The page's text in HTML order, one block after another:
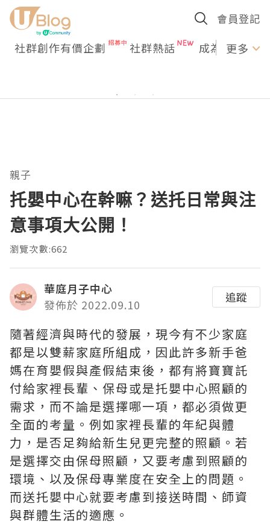
會員登記
社群創作有價企劃 社群熱話 成為U更多
親子
托嬰中心在幹嘛？送托日常與注
意事項大公開！
瀏覽次數:662
華庭月子中心
發佈於 2022.09.10
追蹤
隨著經濟與時代的發展，現今有不少家庭
都是以雙薪家庭所組成，因此許多新手爸
媽在育嬰假與產假結束後，都有將寶寶託
付給家裡長輩、保母或是托嬰中心照顧的
需求，而不論是選擇哪一項，都必須做更
全面的考量。例如家裡長輩的年紀與體
力，是否足夠給新生兒更完整的照顧。若
是選擇交由保母照顧，又要考慮到照顧的
環境、以及保母專業度在安全上的問題。
而送托嬰中心就要考慮到接送時間、師資
與群體生活的適應。